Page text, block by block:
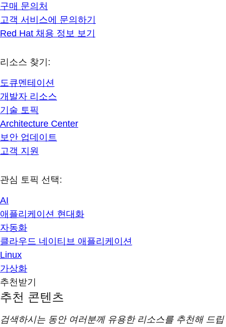
구매 문의처
고객 서비스에 문의하기
Red Hat 채용 정보 보기
리소스 찾기:
도큐멘테이션
개발자 리소스
기술 토픽
Architecture Center
보안 업데이트
고객 지원
관심 토픽 선택:
AI
애플리케이션 현대화
자동화
클라우드 네이티브 애플리케이션
Linux
가상화
추천받기
추천 콘텐츠
검색하시는 동안 여러분께 유용한 리소스를 추천해 드립